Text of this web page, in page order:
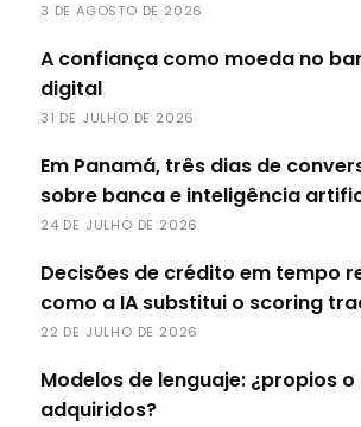
3 DE AGOSTO DE 2026
A confiança como moeda no
digital
31 DE JULHO DE 2026
Em Panamá, três dias de
sobre banca e inteligência
24 DE JULHO DE 2026
Decisões de crédito em tempo
como a IA substitui o scoring
22 DE JULHO DE 2026
Modelos de lenguaje: ¿propios o
adquiridos?